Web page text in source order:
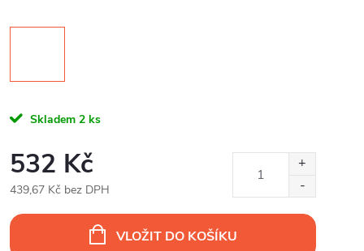
Skladem 2 ks
532 Kč
439,67 Kč bez DPH
cena:
VLOŽIT DO KOŠÍKU